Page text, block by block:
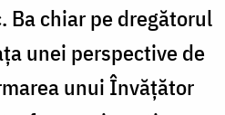
Ba chiar pe dregătorul
unei perspective de
unui Învățător